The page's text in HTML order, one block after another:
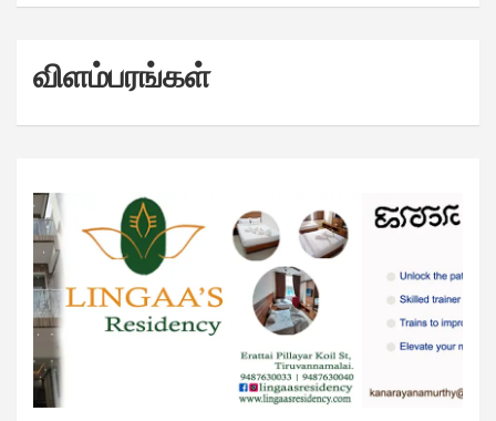
விளம்பரங்கள்